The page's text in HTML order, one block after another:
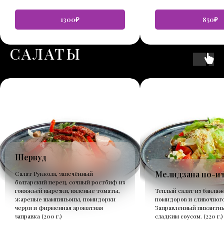
1300₽ 850₽
САЛАТЫ
Шервуд
Салат Руккола, запечённый
болгарский перец, сочный ростбиф из
говяжьей вырезки, вяленые томаты,
жареные шампиньоны, помидорки
черри и фирменная ароматная
заправка (200 г.)
Мелидзана по-
Теплый салат из
помидоров и
Заправленный
сладким соусом. (220 г.)